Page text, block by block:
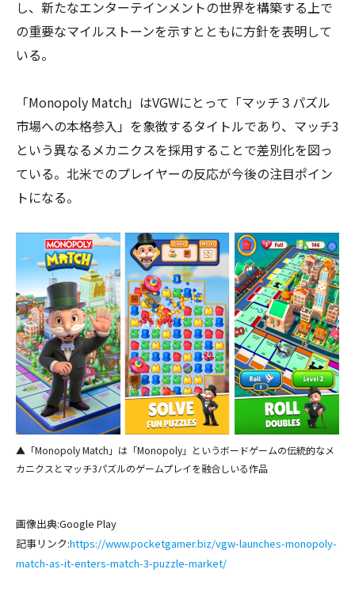
し、新たなエンターテインメントの世界を構築する上で
の重要なマイルストーンを示すとともに方針を表明して
いる。
「Monopoly Match」はVGWにとって「マッチ３パズル
市場への本格参入」を象徴するタイトルであり、マッチ3
という異なるメカニクスを採用することで差別化を図っ
ている。北米でのプレイヤーの反応が今後の注目ポイン
トになる。
▲「Monopoly Match」は「Monopoly」というボードゲームの伝統的なメ
カニクスとマッチ3パズルのゲームプレイを融合しいる作品
画像出典:Google Play
記事リンク:https://www.pocketgamer.biz/vgw-launches-monopoly-
match-as-it-enters-match-3-puzzle-market/